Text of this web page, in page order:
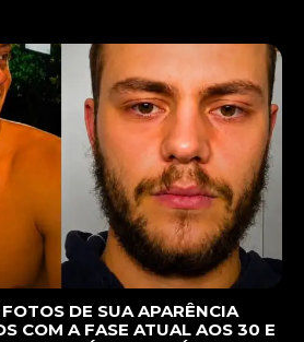
DE SUA APARÊNCIA
COM A FASE ATUAL AOS 30 E